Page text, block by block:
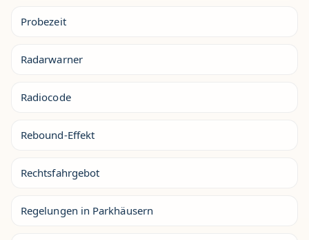
Probezeit
Radarwarner
Radiocode
Rebound-Effekt
Rechtsfahrgebot
Regelungen in Parkhäusern